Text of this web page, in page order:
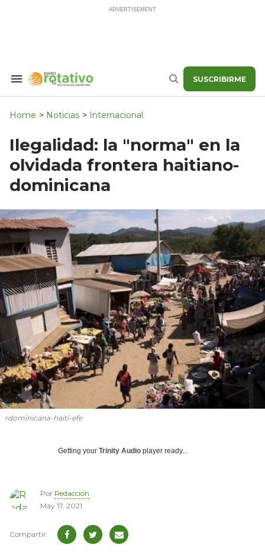
Search
Navigation
Buscar SUSCRIBIRME
Home > Noticias > Internacional
Ilegalidad: la "norma" en la
olvidada frontera haitiano-
dominicana
rdominicana-haiti-efe
Getting your Trinity Audio player ready...
Por Redacción
May 17, 2021